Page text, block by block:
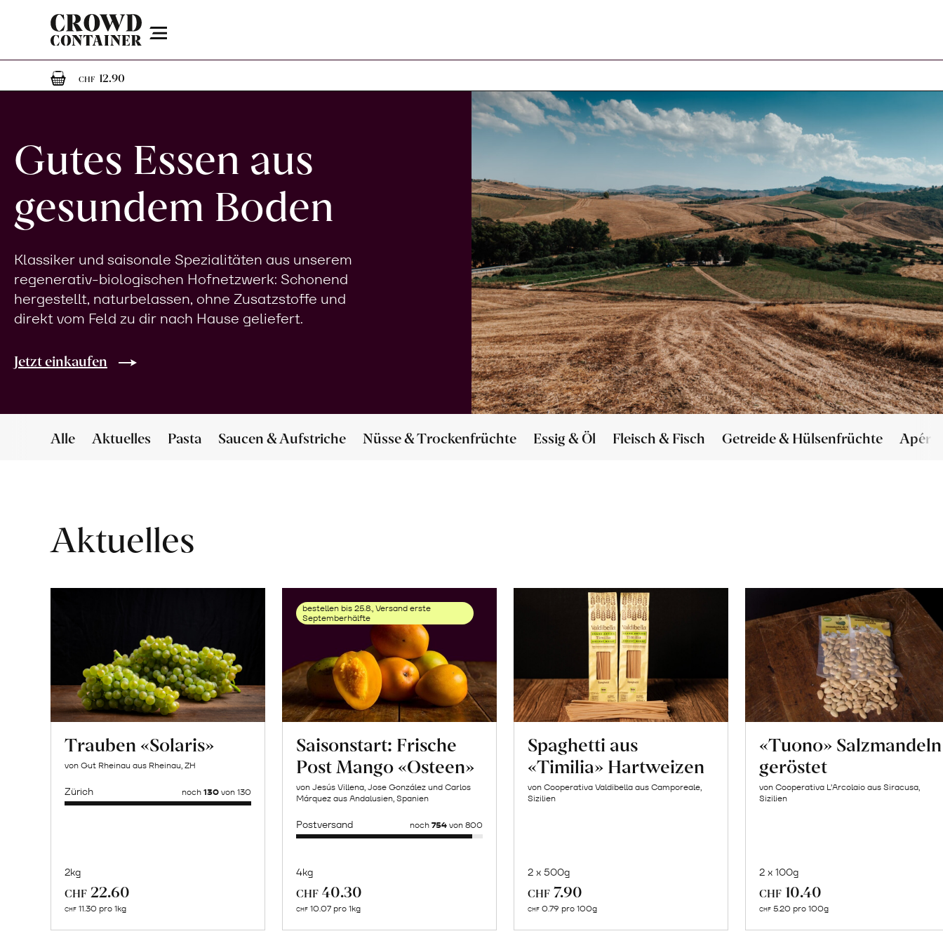
Menu
CHF 12.901 Artikel im Warenkorb
Gutes Essen aus
gesundem Boden
Klassiker und saisonale Spezialitäten aus unserem
regenerativ-biologischen Hofnetzwerk: Schonend
hergestellt, naturbelassen, ohne Zusatzstoffe und
direkt vom Feld zu dir nach Hause geliefert.
Jetzt einkaufen
Alle Aktuelles Pasta Saucen & Aufstriche Nüsse & Trockenfrüchte Essig & Öl Fleisch & Fisch Getreide & Hülsenfrüchte Apéro
Aktuelles
Trauben «Solaris»
von Gut Rheinau aus Rheinau, ZH
Zürich noch 130von 130
2kg
CHF 22.60
CHF 11.30 pro 1kg
Naturbelassene
bestellen bis 25.8., Versand erste
Septemberhälfte
Saisonstart: Frische
Post Mango «Osteen»
von Jesús Villena, Jose González und Carlos
Márquez aus Andalusien, Spanien
Postversand noch 754von 800
4kg
CHF 40.30
CHF 10.07 pro 1kg
Naturbelassene
Spaghetti aus
«Timilia» Hartweizen
von Cooperativa Valdibella aus Camporeale,
Sizilien
2 x 500g
CHF 7.90
CHF 0.79 pro 100g
«Tuono» Salzmandeln
geröstet
von Cooperativa L’Arcolaio aus Siracusa,
Sizilien
2 x 100g
CHF 10.40
CHF 5.20 pro 100g